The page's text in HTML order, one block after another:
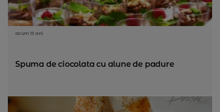
acum 13 ani
Spuma de ciocolata cu alune de padure